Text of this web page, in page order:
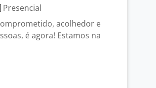
Presencial
acolhedor e
é agora! Estamos na